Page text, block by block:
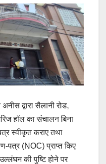
द्वारा सैलानी रोड,
हॉल का संचालन बिना
स्वीकृत कराए तथा
पत्र (NOC) प्राप्त किए
की पुष्टि होने पर